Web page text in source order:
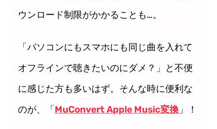
ウンロード制限がかかることも…。
「パソコンにもスマホにも同じ曲を入れて
オフラインで聴きたいのにダメ？」と不便
に感じた方も多いはず。そんな時に便利な
のが、「MuConvert Apple Music変換」！